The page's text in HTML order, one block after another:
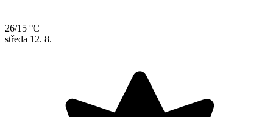
26/15 °C
středa 12. 8.